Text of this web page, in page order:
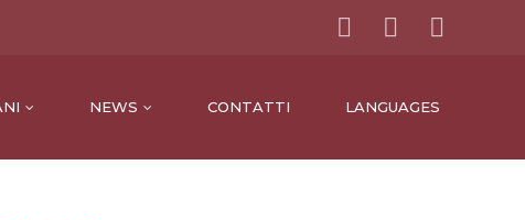
NEWS CONTATTI LANGUAGES